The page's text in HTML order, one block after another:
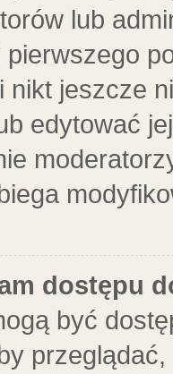
lub
pierwszego
jeszcze
edytować
dostępu
być